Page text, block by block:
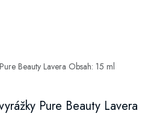
Pure Beauty Lavera